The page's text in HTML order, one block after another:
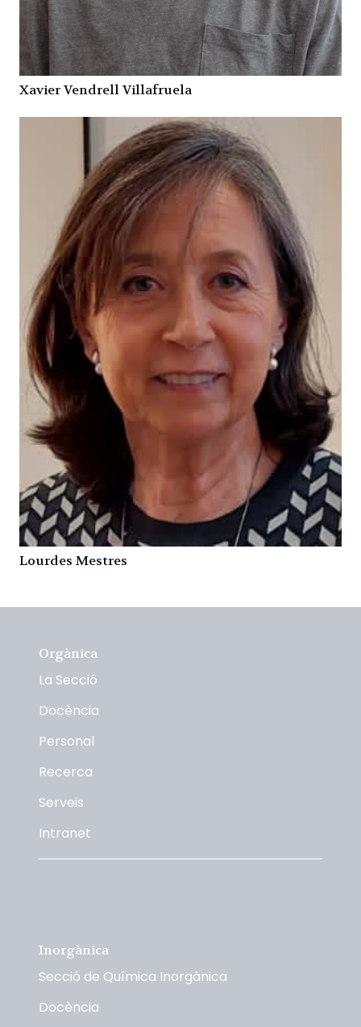
Xavier Vendrell Villafruela
Lourdes Mestres
Orgànica
La Secció
Docència
Personal
Recerca
Serveis
Intranet
Inorgànica
Secció de Química Inorgànica
Docència